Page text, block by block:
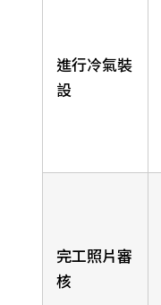
進行冷氣裝
設
完工照片審
核